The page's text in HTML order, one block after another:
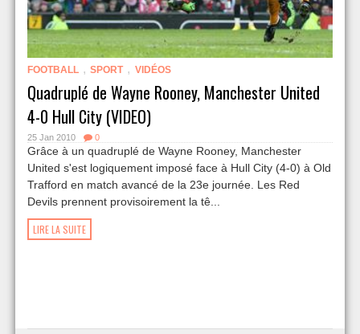
FOOTBALL , SPORT , VIDÉOS
Quadruplé de Wayne Rooney, Manchester United
4-0 Hull City (VIDEO)
25 Jan 2010 0
Grâce à un quadruplé de Wayne Rooney, Manchester
United s'est logiquement imposé face à Hull City (4-0) à Old
Trafford en match avancé de la 23e journée. Les Red
Devils prennent provisoirement la tê...
LIRE LA SUITE